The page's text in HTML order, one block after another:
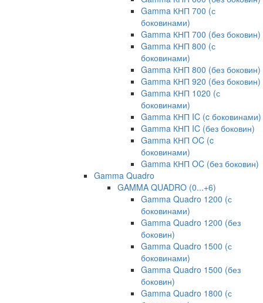
Gamma КНП 700 (с
боковинами)
Gamma КНП 700 (без боковин)
Gamma КНП 800 (с
боковинами)
Gamma КНП 800 (без боковин)
Gamma КНП 920 (без боковин)
Gamma КНП 1020 (с
боковинами)
Gamma КНП IC (c боковинами)
Gamma КНП IC (без боковин)
Gamma КНП OC (c
боковинами)
Gamma КНП OC (без боковин)
Gamma Quadro
GAMMA QUADRO (0...+6)
Gamma Quadro 1200 (с
боковинами)
Gamma Quadro 1200 (без
боковин)
Gamma Quadro 1500 (с
боковинами)
Gamma Quadro 1500 (без
боковин)
Gamma Quadro 1800 (с